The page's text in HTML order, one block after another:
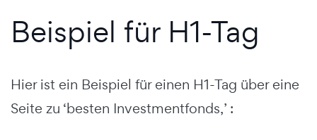
Beispiel für H1-Tag
Hier ist ein Beispiel für einen H1-Tag über eine
Seite zu ‘besten Investmentfonds,’ :